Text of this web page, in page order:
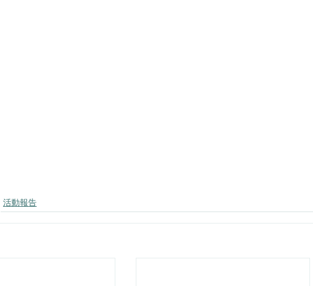
活動報告